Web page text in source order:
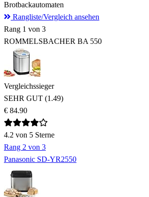
Brotbackautomaten
Rangliste/Vergleich ansehen
Rang 1 von 3
ROMMELSBACHER BA 550
Vergleichssieger
SEHR GUT (1.49)
€ 84.90
4.2 von 5 Sterne
Rang 2 von 3
Panasonic SD-YR2550